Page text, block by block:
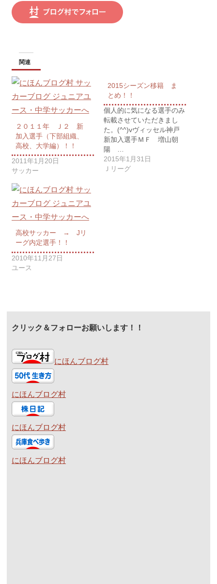
関連
２０１１年 Ｊ２ 新
加入選手（下部組織、
高校、大学編）！！
2011年1月20日
サッカー
2015シーズン移籍 ま
とめ！！
個人的に気になる選手のみ
転載させていただきまし
た。(^^)vヴィッセル神戸
新加入選手ＭＦ 増山朝
陽 …
2015年1月31日
Ｊリーグ
高校サッカー → Jリ
ーグ内定選手！！
2010年11月27日
ユース
クリック＆フォローお願いします！！
にほんブログ村
にほんブログ村
にほんブログ村
にほんブログ村